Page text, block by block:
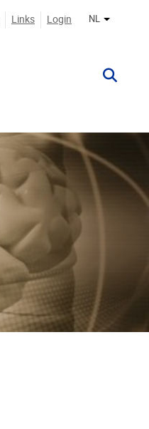
Links Login NL Andere